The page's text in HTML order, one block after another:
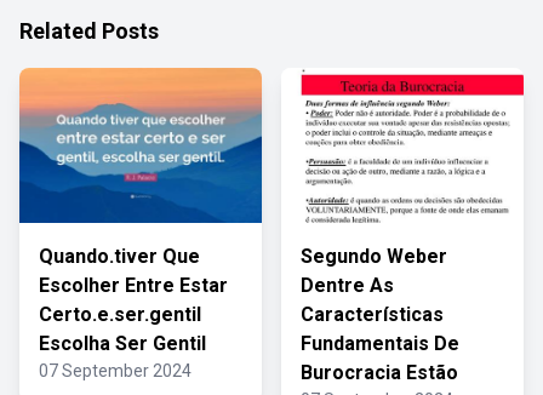
Related Posts
Quando.tiver Que
Escolher Entre Estar
Certo.e.ser.gentil
Escolha Ser Gentil
07 September 2024
Segundo Weber
Dentre As
Características
Fundamentais De
Burocracia Estão